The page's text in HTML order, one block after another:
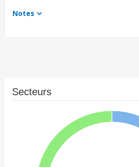
Notes
Secteurs